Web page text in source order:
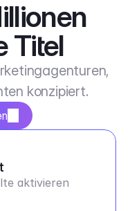
Titel
konzipiert.
aktivieren